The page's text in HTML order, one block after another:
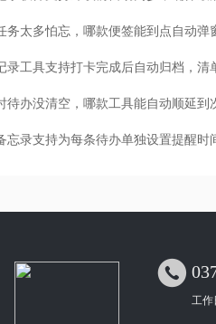
务太多怕忘，哪款便签能到点自动弹
待办没清空，哪款工具能自动顺延到

工作